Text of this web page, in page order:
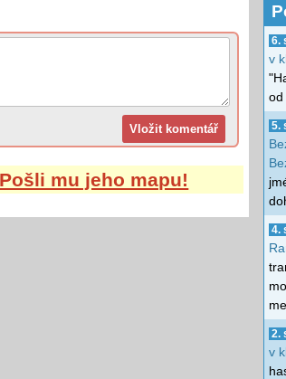
Pošli mu jeho mapu!
6.
v
od
5.
4.
2.
v